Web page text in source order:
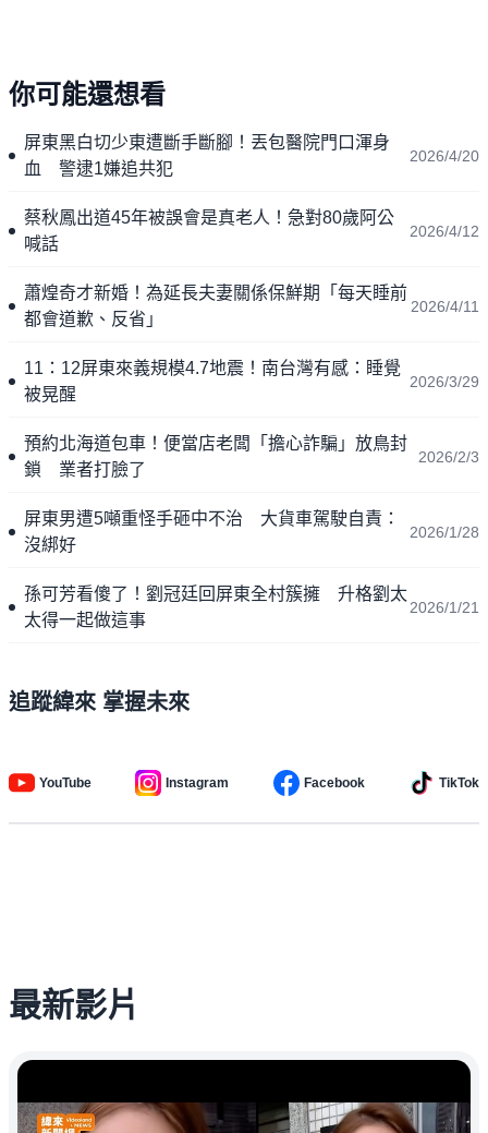
你可能還想看
屏東黑白切少東遭斷手斷腳！丟包醫院門口渾身
血 警逮1嫌追共犯
2026/4/20
蔡秋鳳出道45年被誤會是真老人！急對80歲阿公
喊話
2026/4/12
蕭煌奇才新婚！為延長夫妻關係保鮮期「每天睡前
都會道歉、反省」
2026/4/11
11：12屏東來義規模4.7地震！南台灣有感：睡覺
被晃醒
2026/3/29
預約北海道包車！便當店老闆「擔心詐騙」放鳥封
鎖 業者打臉了
2026/2/3
屏東男遭5噸重怪手砸中不治 大貨車駕駛自責：
沒綁好
2026/1/28
孫可芳看傻了！劉冠廷回屏東全村簇擁 升格劉太
太得一起做這事
2026/1/21
追蹤緯來 掌握未來
YouTube Instagram Facebook TikTok
最新影片